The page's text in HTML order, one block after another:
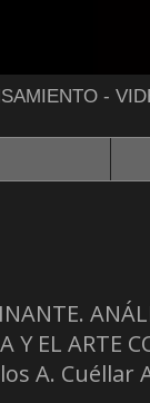
-
Y EL ARTE
A. Cuéllar